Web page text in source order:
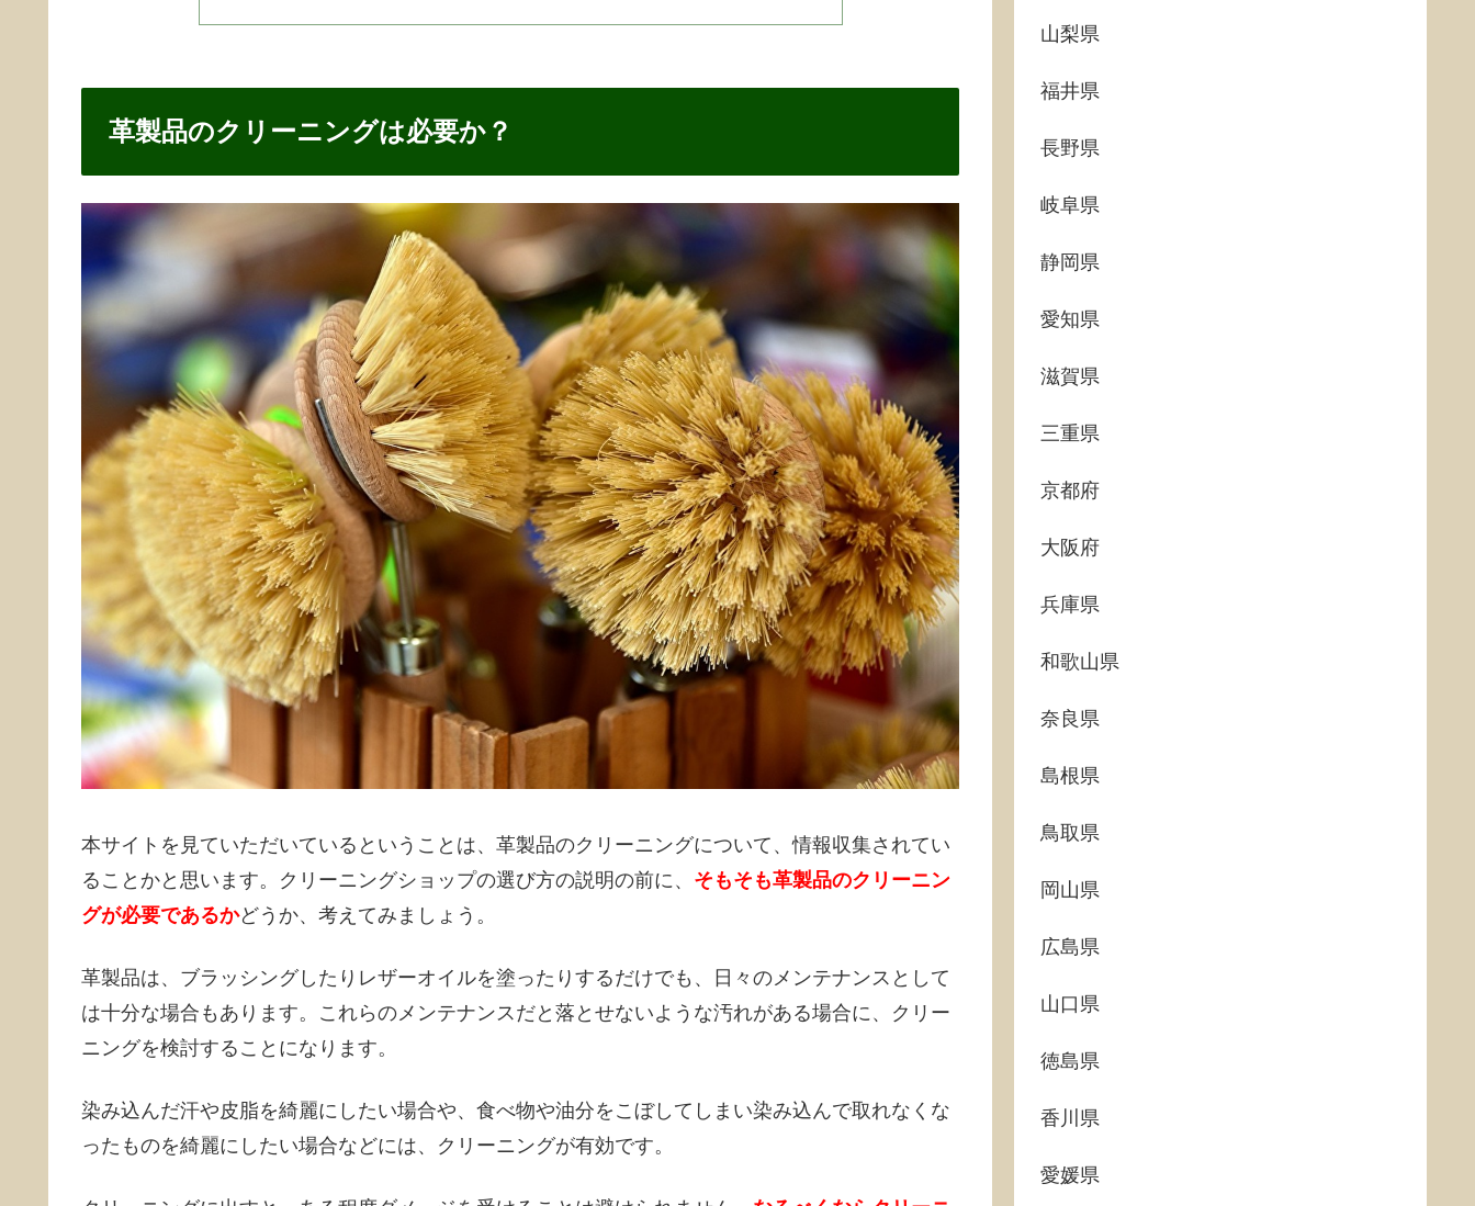
革製品のクリーニングは必要か？
本サイトを見ていただいているということは、革製品のクリーニングについて、情報収集されてい
ることかと思います。クリーニングショップの選び方の説明の前に、 そもそも革製品のクリーニン
グが必要であるかどうか、考えてみましょう。
革製品は、ブラッシングしたりレザーオイルを塗ったりするだけでも、日々のメンテナンスとして
は十分な場合もあります。これらのメンテナンスだと落とせないような汚れがある場合に、クリー
ニングを検討することになります。
染み込んだ汗や皮脂を綺麗にしたい場合や、食べ物や油分をこぼしてしまい染み込んで取れなくな
ったものを綺麗にしたい場合などには、クリーニングが有効です。
山梨県
福井県
長野県
岐阜県
静岡県
愛知県
滋賀県
三重県
京都府
大阪府
兵庫県
和歌山県
奈良県
島根県
鳥取県
岡山県
広島県
山口県
徳島県
香川県
愛媛県